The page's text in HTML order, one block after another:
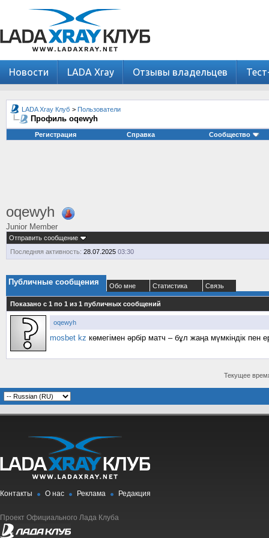
Новости LADA Xray Отзывы владельцев
LADA Xray Клуб > Пользователи
Профиль oqewyh
Регистрация Справка Сообщество
oqewyh
Junior Member
Отправить сообщение
Последняя активность: 28.07.2025 03:30
Публичные сообщения Обо мне Статистика Связь
Показано с 1 по 1 из 1 публичных сообщений
oqewyh
mosbet kz көмегімен әрбір матч – бұл жаңа мүмкіндік пен
Текущее
Контакты О нас Реклама Редакция
Проект Официального Лада Клуба